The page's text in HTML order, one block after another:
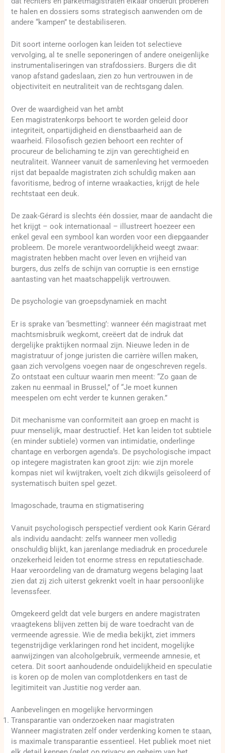
te halen en dossiers soms strategisch aanwenden om de
andere “kampen” te destabiliseren.
Dit soort interne oorlogen kan leiden tot selectieve
vervolging, al te snelle seponeringen of andere oneigenlijke
instrumentaliseringen van strafdossiers. Burgers die dit
vanop afstand gadeslaan, zien zo hun vertrouwen in de
objectiviteit en neutraliteit van de rechtsgang dalen.
Over de waardigheid van het ambt
Een magistratenkorps behoort te worden geleid door
integriteit, onpartijdigheid en dienstbaarheid aan de
waarheid. Filosofisch gezien behoort een rechter of
procureur de belichaming te zijn van gerechtigheid en
neutraliteit. Wanneer vanuit de samenleving het vermoeden
rijst dat bepaalde magistraten zich schuldig maken aan
favoritisme, bedrog of interne wraakacties, krijgt de hele
rechtstaat een deuk.
De zaak-Gérard is slechts één dossier, maar de aandacht die
het krijgt – ook internationaal – illustreert hoezeer een
enkel geval een symbool kan worden voor een diepgaander
probleem. De morele verantwoordelijkheid weegt zwaar:
magistraten hebben macht over leven en vrijheid van
burgers, dus zelfs de schijn van corruptie is een ernstige
aantasting van het maatschappelijk vertrouwen.
De psychologie van groepsdynamiek en macht
Er is sprake van ‘besmetting’: wanneer één magistraat met
machtsmisbruik wegkomt, creëert dat de indruk dat
dergelijke praktijken normaal zijn. Nieuwe leden in de
magistratuur of jonge juristen die carrière willen maken,
gaan zich vervolgens voegen naar de ongeschreven regels.
Zo ontstaat een cultuur waarin men meent: “Zo gaan de
zaken nu eenmaal in Brussel,” of “Je moet kunnen
meespelen om echt verder te kunnen geraken.”
Dit mechanisme van conformiteit aan groep en macht is
puur menselijk, maar destructief. Het kan leiden tot subtiele
(en minder subtiele) vormen van intimidatie, onderlinge
chantage en verborgen agenda’s. De psychologische impact
op integere magistraten kan groot zijn: wie zijn morele
kompas niet wil kwijtraken, voelt zich dikwijls geïsoleerd of
systematisch buiten spel gezet.
Imagoschade, trauma en stigmatisering
Vanuit psychologisch perspectief verdient ook Karin Gérard
als individu aandacht: zelfs wanneer men volledig
onschuldig blijkt, kan jarenlange mediadruk en procedurele
onzekerheid leiden tot enorme stress en reputatieschade.
Haar veroordeling van de dramaturg wegens belaging laat
zien dat zij zich uiterst gekrenkt voelt in haar persoonlijke
levenssfeer.
Omgekeerd geldt dat vele burgers en andere magistraten
vraagtekens blijven zetten bij de ware toedracht van de
vermeende agressie. Wie de media bekijkt, ziet immers
tegenstrijdige verklaringen rond het incident, mogelijke
aanwijzingen van alcoholgebruik, vermeende amnesie, et
cetera. Dit soort aanhoudende onduidelijkheid en speculatie
is koren op de molen van complotdenkers en tast de
legitimiteit van Justitie nog verder aan.
Aanbevelingen en mogelijke hervormingen
Transparantie van onderzoeken naar magistraten
Wanneer magistraten zelf onder verdenking komen te staan,
is maximale transparantie essentieel. Het publiek moet niet